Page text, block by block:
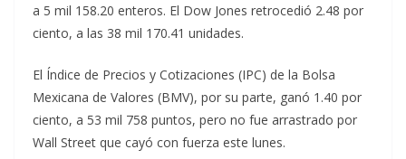
a 5 mil 158.20 enteros. El Dow Jones retrocedió 2.48 por
ciento, a las 38 mil 170.41 unidades.
El Índice de Precios y Cotizaciones (IPC) de la Bolsa
Mexicana de Valores (BMV), por su parte, ganó 1.40 por
ciento, a 53 mil 758 puntos, pero no fue arrastrado por
Wall Street que cayó con fuerza este lunes.